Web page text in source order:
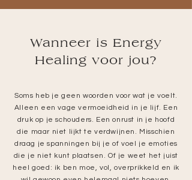
Wanneer is Energy
Healing voor jou?
​Soms heb je geen woorden voor wat je voelt.
Alleen een vage vermoeidheid in je lijf. Een
druk op je schouders. Een onrust in je hoofd
die maar niet lijkt te verdwijnen. Misschien
draag je spanningen bij je of voel je emoties
die je niet kunt plaatsen. Of je weet het juist
heel goed: ik ben moe, vol, overprikkeld en ik